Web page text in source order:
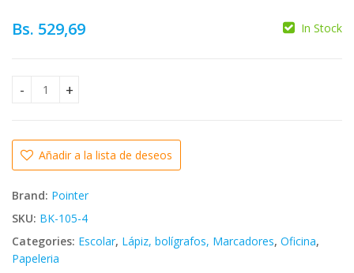
Bs. 529,69 In Stock
Marcador de pizarra por unidad POINTER quantity
Añadir a la lista de deseos
Brand: Pointer
SKU: BK-105-4
Categories: Escolar, Lápiz, bolígrafos, Marcadores, Oficina,
Papeleria